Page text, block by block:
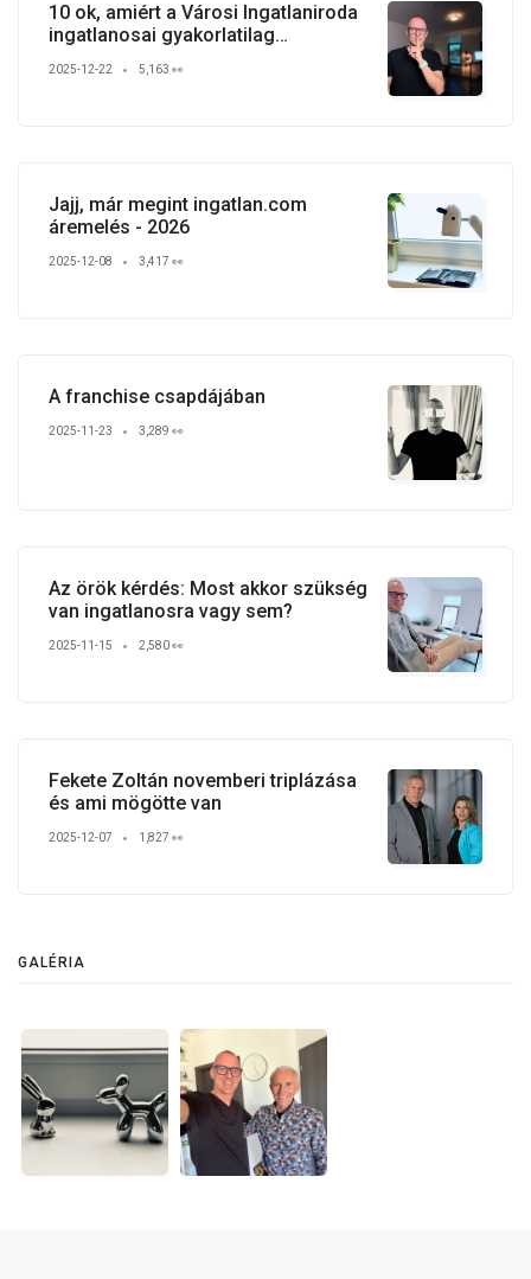
10 ok, amiért a Városi Ingatlaniroda
ingatlanosai gyakorlatilag
2025-12-22 5,163 👀
Jajj, már megint ingatlan.com
áremelés - 2026
2025-12-08 3,417 👀
A franchise csapdájában
2025-11-23 3,289 👀
Az örök kérdés: Most akkor szükség
van ingatlanosra vagy sem?
2025-11-15 2,580 👀
Fekete Zoltán novemberi triplázása
és ami mögötte van
2025-12-07 1,827 👀
GALÉRIA